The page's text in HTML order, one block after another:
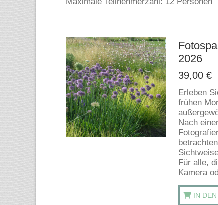
Maximale Teilnehmerzahl: 12 Personen
2026
39,00 €
Erleben
frühen
Nach
Für alle,
Kamera
IN